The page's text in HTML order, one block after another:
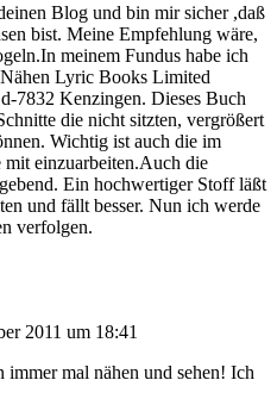
Blog und bin mir sicher ,daß
bist. Meine Empfehlung wäre,
meinem Fundus habe ich
Lyric Books Limited
7832 Kenzingen. Dieses Buch
die nicht sitzten, vergrößert
Wichtig ist auch die im
mit einzuarbeiten.Auch die
Ein hochwertiger Stoff läßt
und fällt besser. Nun ich werde
verfolgen.
2011 um 18:41
mal nähen und sehen! Ich